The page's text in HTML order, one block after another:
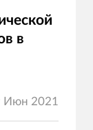
в
Июн 2021